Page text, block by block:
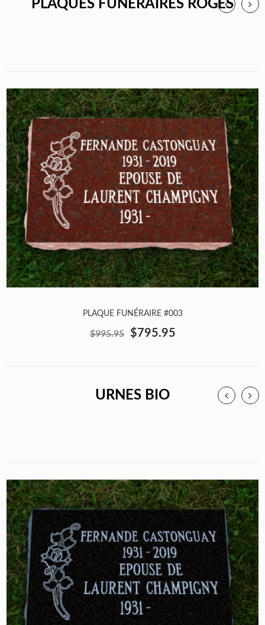
PLAQUES FUNÉRAIRES ROGES
PLAQUE FUNÉRAIRE #003
$995.95 $795.95
URNES BIO